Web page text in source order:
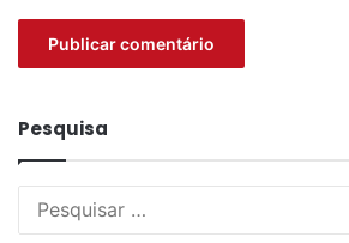
Pesquisa